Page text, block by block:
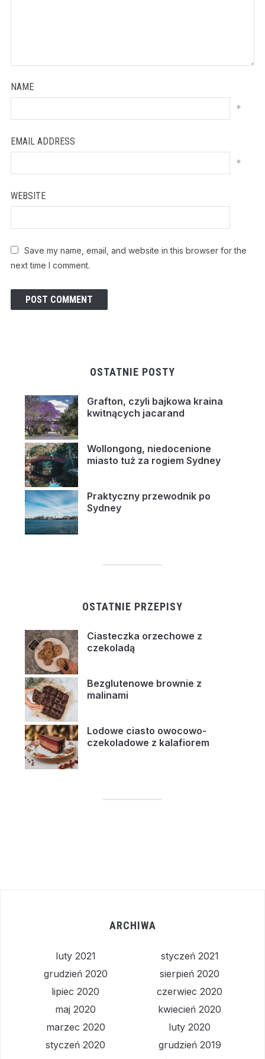
NAME
*
EMAIL ADDRESS
*
WEBSITE
Save my name, email, and website in this browser for the
next time I comment.
OSTATNIE POSTY
Grafton, czyli bajkowa kraina
kwitnących jacarand
Wollongong, niedocenione
miasto tuż za rogiem Sydney
Praktyczny przewodnik po
Sydney
OSTATNIE PRZEPISY
Ciasteczka orzechowe z
czekoladą
Bezglutenowe brownie z
malinami
Lodowe ciasto owocowo-
czekoladowe z kalafiorem
ARCHIWA
luty 2021
styczeń 2021
grudzień 2020
sierpień 2020
lipiec 2020
czerwiec 2020
maj 2020
kwiecień 2020
marzec 2020
luty 2020
styczeń 2020
grudzień 2019